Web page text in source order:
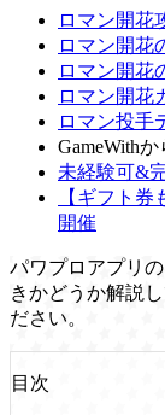
ロマン開花
ロマン開花
ロマン開花
ロマン開花
ロマン投手
GameWith
未経験可&
【ギフト券
開催
パワプロアプリ
きかどうか解説
ださい。
目次